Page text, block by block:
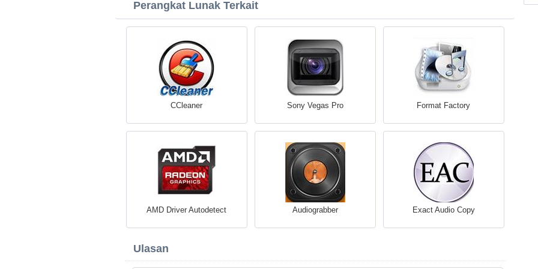
Perangkat Lunak Terkait
CCleaner Sony Vegas Pro Format Factory
AMD Driver Autodetect Audiograbber Exact Audio Copy
Ulasan